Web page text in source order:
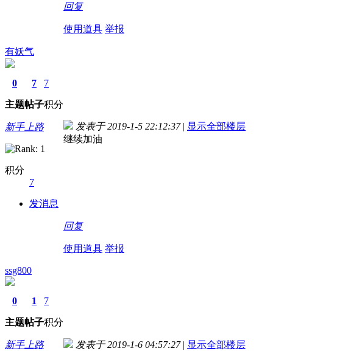
回复
使用道具 举报
有妖气
0
主题
7
帖子
7
积分
新手上路
积分
7
发消息
发表于 2019-1-5 22:12:37 | 显示全部楼层
继续加油
回复
使用道具 举报
ssg800
0
主题
1
帖子
7
积分
新手上路 发表于 2019-1-6 04:57:27 | 显示全部楼层